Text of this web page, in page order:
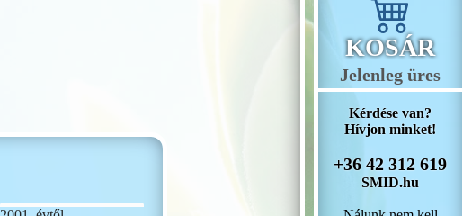
KOSÁR
Jelenleg üres
Kérdése van?
Hívjon minket!
+36 42 312 619
SMID.hu